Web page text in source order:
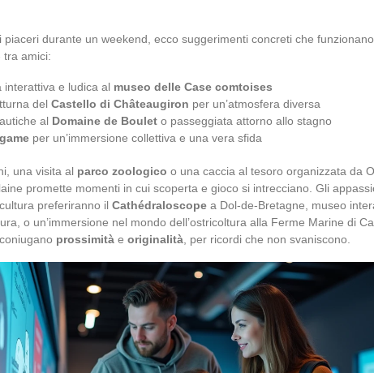
piaceri durante un weekend, ecco suggerimenti concreti che
tra amici:
interattiva e ludica al museo delle Case comtoises
del Castello di Châteaugiron per un’atmosfera diversa
al Domaine de Boulet o passeggiata attorno allo stagno
per un’immersione collettiva e una vera sfida
una visita al parco zoologico o una caccia al tesoro organizzata da
promette momenti in cui scoperta e gioco si intrecciano. Gli
preferiranno il Cathédraloscope a Dol-de-Bretagne, museo
o un’immersione nel mondo dell’ostricoltura alla Ferme Marine di
prossimità e originalità , per ricordi che non svaniscono.